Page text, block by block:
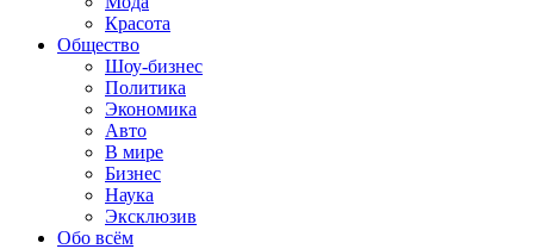
Красота
Общество
Шоу-бизнес
Политика
Экономика
Авто
В мире
Бизнес
Наука
Эксклюзив
Обо всём